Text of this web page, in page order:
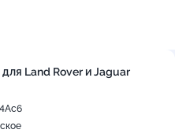
Land Rover и Jaguar